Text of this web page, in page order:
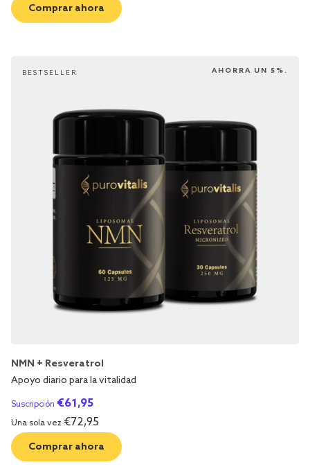
Comprar ahora
AHORRA UN 5%.
BESTSELLER
NMN + Resveratrol
Apoyo diario para la vitalidad
Suscripción €61,95
Una sola vez €72,95
Comprar ahora